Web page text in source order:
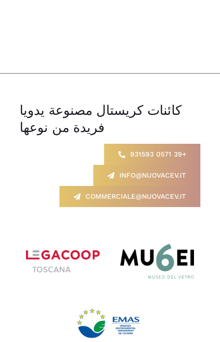
كائنات كريستال مصنوعة يدويا
فريدة من نوعها
+39 0571 931593
INFO@NUOVACEV.IT
COMMERCIALE@NUOVACEV.IT